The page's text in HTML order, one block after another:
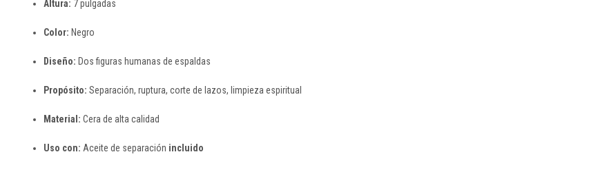
Altura: 7 pulgadas
Color: Negro
Diseño: Dos figuras humanas de espaldas
Propósito: Separación, ruptura, corte de lazos, limpieza espiritual
Material: Cera de alta calidad
Uso con: Aceite de separación incluido